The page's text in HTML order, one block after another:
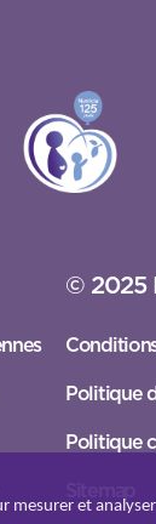
© 2025
Politique
Politique
mesurer et